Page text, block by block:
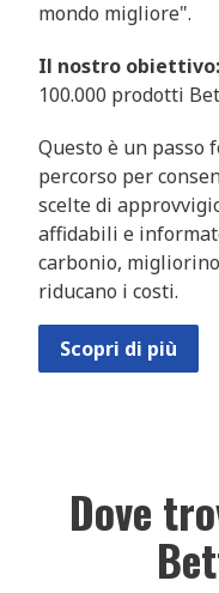
mondo migliore".
Il nostro obiettivo:
100.000 prodotti
Questo è un passo
percorso per
scelte di
affidabili e
carbonio,
riducano i costi.
Scopri di più
Dove